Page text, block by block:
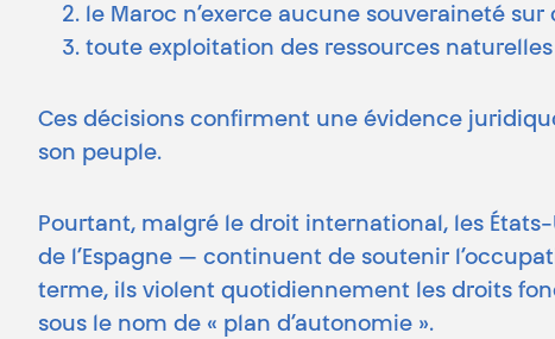
le Maroc n’exerce aucune souveraineté sur
toute exploitation des ressources
Ces décisions confirment une évidence
son peuple.
Pourtant, malgré le droit international, les
de l’Espagne — continuent de soutenir
terme, ils violent quotidiennement les droits
sous le nom de « plan d’autonomie ».